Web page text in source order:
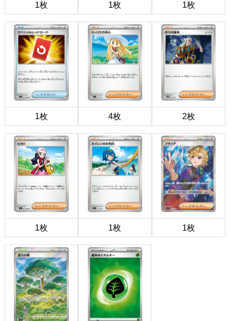
1枚 1枚 1枚
1枚 4枚 2枚
1枚 1枚 1枚